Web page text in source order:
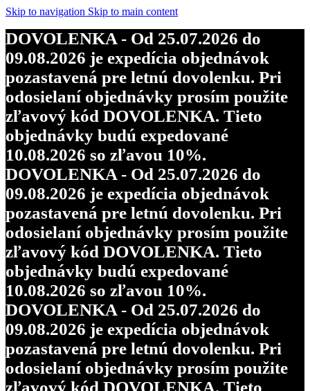
Skip to navigation Skip to main content
DOVOLENKA - Od 25.07.2026 do
09.08.2026 je expedícia objednávok
pozastavená pre letnú dovolenku. Pri
odosielaní objednávky prosím použite
zľavový kód DOVOLENKA. Tieto
objednávky budú expedované
10.08.2026 so zľavou 10%.
DOVOLENKA - Od 25.07.2026 do
09.08.2026 je expedícia objednávok
pozastavená pre letnú dovolenku. Pri
odosielaní objednávky prosím použite
zľavový kód DOVOLENKA. Tieto
objednávky budú expedované
10.08.2026 so zľavou 10%.
DOVOLENKA - Od 25.07.2026 do
09.08.2026 je expedícia objednávok
pozastavená pre letnú dovolenku. Pri
odosielaní objednávky prosím použite
zľavový kód DOVOLENKA. Tieto